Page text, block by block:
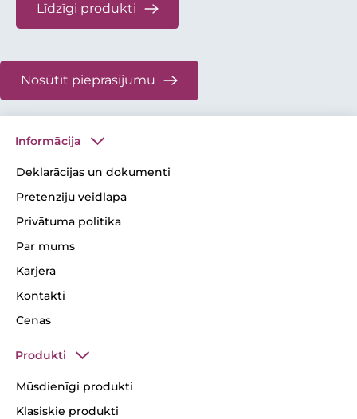
Līdzīgi produkti
Nosūtīt pieprasījumu
Informācija
Deklarācijas un dokumenti
Pretenziju veidlapa
Privātuma politika
Par mums
Karjera
Kontakti
Cenas
Produkti
Mūsdienīgi produkti
Klasiskie produkti